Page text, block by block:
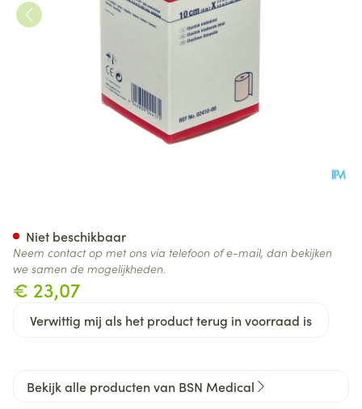
€ 23,07
Verwittig mij als het product terug in voorraad is
Niet beschikbaar
Neem contact op met ons via telefoon of e-mail, dan bekijken
we samen de mogelijkheden.
Bekijk alle producten van BSN Medical